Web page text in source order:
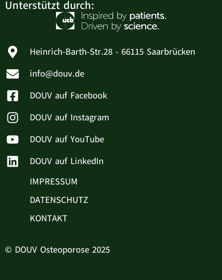
Unterstützt durch:
Heinrich-Barth-Str.28 - 66115 Saarbrücken
info@douv.de
DOUV auf Facebook
DOUV auf Instagram
DOUV auf YouTube
DOUV auf LinkedIn
IMPRESSUM
DATENSCHUTZ
KONTAKT
© DOUV Osteoporose 2025